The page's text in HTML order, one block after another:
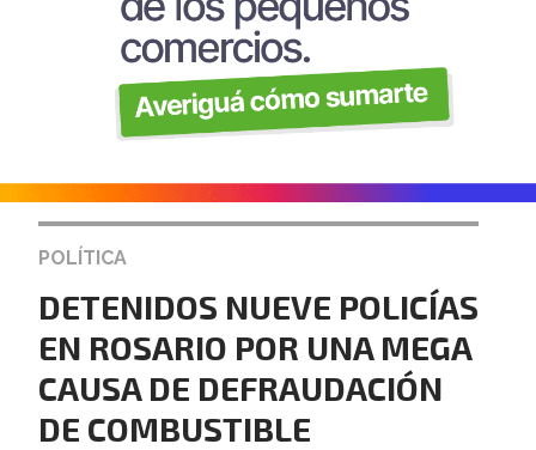
DETENIDOS NUEVE POLICÍAS
EN ROSARIO POR UNA MEGA
CAUSA DE DEFRAUDACIÓN
DE COMBUSTIBLE
POLÍTICA